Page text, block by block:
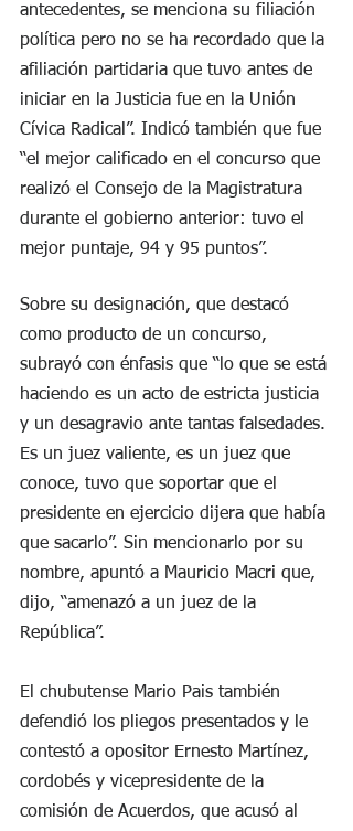
antecedentes, se menciona su filiación
política pero no se ha recordado que la
afiliación partidaria que tuvo antes de
iniciar en la Justicia fue en la Unión
Cívica Radical”. Indicó también que fue
“el mejor calificado en el concurso que
realizó el Consejo de la Magistratura
durante el gobierno anterior: tuvo el
mejor puntaje, 94 y 95 puntos”.
Sobre su designación, que destacó
como producto de un concurso,
subrayó con énfasis que “lo que se está
haciendo es un acto de estricta justicia
y un desagravio ante tantas falsedades.
Es un juez valiente, es un juez que
conoce, tuvo que soportar que el
presidente en ejercicio dijera que había
que sacarlo”. Sin mencionarlo por su
nombre, apuntó a Mauricio Macri que,
dijo, “amenazó a un juez de la
República”.
El chubutense Mario Pais también
defendió los pliegos presentados y le
contestó a opositor Ernesto Martínez,
cordobés y vicepresidente de la
comisión de Acuerdos, que acusó al